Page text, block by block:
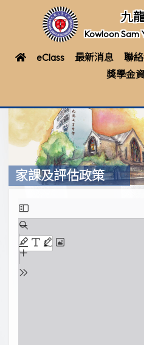
九
Kowloon Sam
eClass 最新消息 聯
獎學金
家課及評估政策